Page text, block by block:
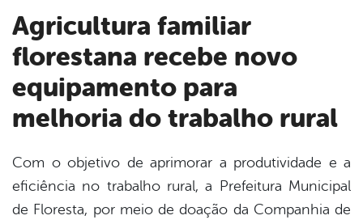
Agricultura familiar
florestana recebe novo
equipamento para
melhoria do trabalho rural
Com o objetivo de aprimorar a produtividade e a
eficiência no trabalho rural, a Prefeitura Municipal
de Floresta, por meio de doação da Companhia de